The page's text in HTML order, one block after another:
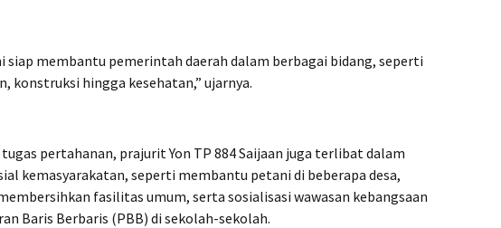
siap membantu pemerintah daerah dalam berbagai bidang, seperti
konstruksi hingga kesehatan,” ujarnya.
pertahanan, prajurit Yon TP 884 Saijaan juga terlibat dalam
kemasyarakatan, seperti membantu petani di beberapa desa,
fasilitas umum, serta sosialisasi wawasan kebangsaan
Baris Berbaris (PBB) di sekolah-sekolah.